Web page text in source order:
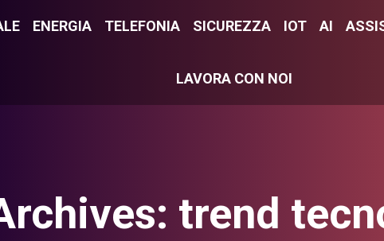
ENERGIA TELEFONIA SICUREZZA IOT AI
LAVORA CON NOI
trend
ENERGIA TELEFONIA SICUREZZA IOT AI
LAVORA CON NOI